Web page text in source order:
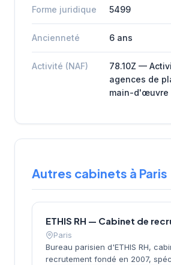
Forme juridique 5499
Ancienneté 6 ans
Activité (NAF)
78.10Z —
agences de
main-d'œuvre
Autres cabinets à Paris
Paris
Bureau parisien d'ETHIS RH,
recrutement fondé en 2007,